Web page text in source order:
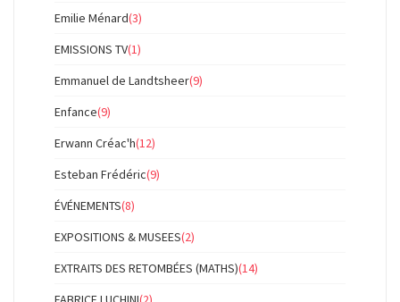
Emilie Ménard(3)
EMISSIONS TV(1)
Emmanuel de Landtsheer(9)
Enfance(9)
Erwann Créac'h(12)
Esteban Frédéric(9)
ÉVÉNEMENTS(8)
EXPOSITIONS & MUSEES(2)
EXTRAITS DES RETOMBÉES (MATHS)(14)